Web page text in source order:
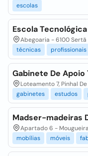
escolas
Escola
Abegoaria - 6100 Sertã
técnicas
profissionais
Gabinete De
Loteamento 7, Pinhal
gabinetes
estudos
Madser-madeiras
Apartado 6 -
mobílias
móveis